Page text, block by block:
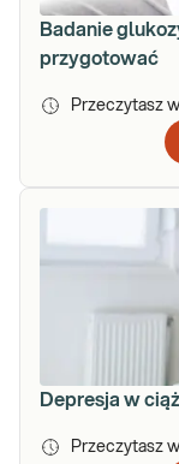
Badanie
przygotować
Przeczytasz w
Depresja w
Przeczytasz w